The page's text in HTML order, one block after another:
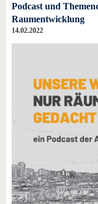
Podcast und
Raumentwicklung
14.02.2022